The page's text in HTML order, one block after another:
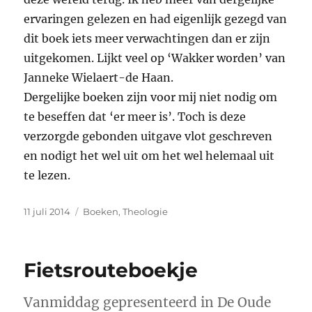
ervaringen gelezen en had eigenlijk gezegd van
dit boek iets meer verwachtingen dan er zijn
uitgekomen. Lijkt veel op ‘Wakker worden’ van
Janneke Wielaert-de Haan.
Dergelijke boeken zijn voor mij niet nodig om
te beseffen dat ‘er meer is’. Toch is deze
verzorgde gebonden uitgave vlot geschreven
en nodigt het wel uit om het wel helemaal uit
te lezen.
Geplaatst
11 juli 2014 Categorieën
Boeken,Theologie
Fietsrouteboekje
Vanmiddag gepresenteerd in De Oude